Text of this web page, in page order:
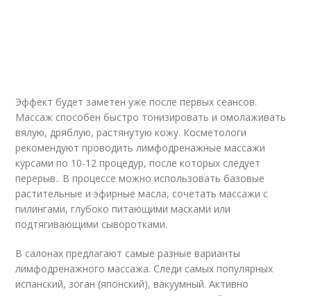
Эффект будет заметен уже после первых сеансов.
Массаж способен быстро тонизировать и омолаживать
вялую, дряблую, растянутую кожу. Косметологи
рекомендуют проводить лимфодренажные массажи
курсами по 10-12 процедур, после которых следует
перерыв.. В процессе можно использовать базовые
растительные и эфирные масла, сочетать массажи с
пилингами, глубоко питающими масками или
подтягивающими сыворотками.
В салонах предлагают самые разные варианты
лимфодренажного массажа. Следи самых популярных
испанский, зоган (японский), вакуумный. Активно